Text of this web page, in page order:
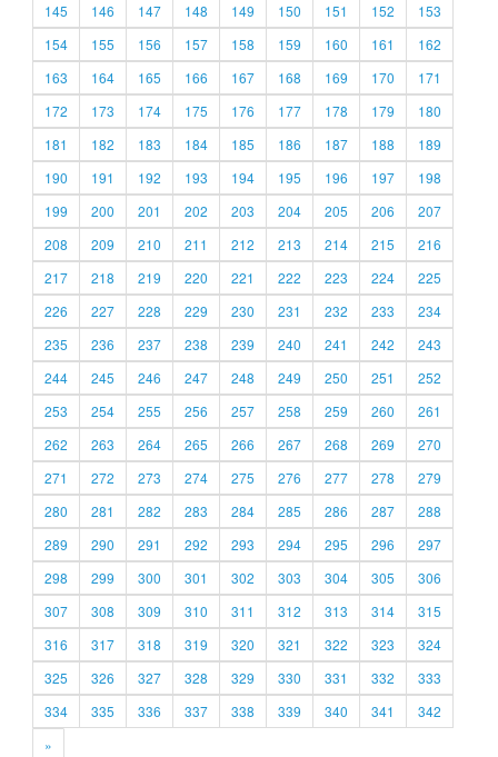
145
146 147 148 149 150 151 152
153
154
155 156 157 158 159 160 161
162
163
164 165 166 167 168 169 170
171
172
173 174 175 176 177 178 179
180
181
182 183 184 185 186 187 188
189
190
191 192 193 194 195 196 197
198
199
200 201 202 203 204 205 206
207
208
209 210 211 212 213 214 215
216
217
218 219 220 221 222 223 224
225
226
227 228 229 230 231 232 233
234
235
236 237 238 239 240 241 242
243
244
245 246 247 248 249 250 251
252
253
254 255 256 257 258 259 260
261
262
263 264 265 266 267 268 269
270
271
272 273 274 275 276 277 278
279
280
281 282 283 284 285 286 287
288
289
290 291 292 293 294 295 296
297
298
299 300 301 302 303 304 305
306
307
308 309 310 311 312 313 314
315
316
317 318 319 320 321 322 323
324
325
326 327 328 329 330 331 332
333
334
335 336 337 338 339 340 341
342
»